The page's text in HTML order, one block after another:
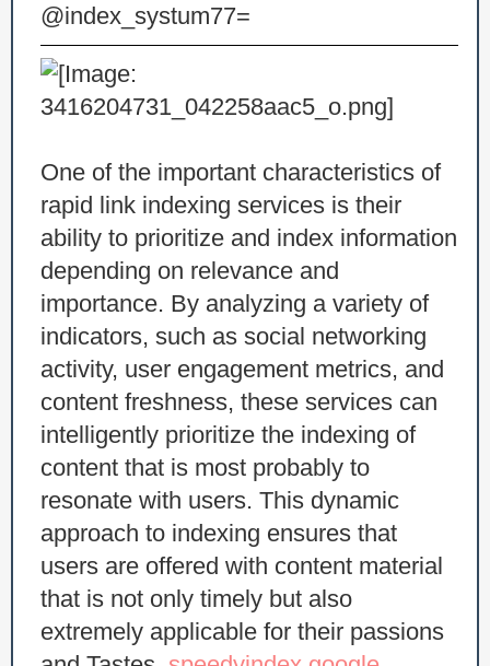
@index_systum77=
One of the important characteristics of
rapid link indexing services is their
ability to prioritize and index information
depending on relevance and
importance. By analyzing a variety of
indicators, such as social networking
activity, user engagement metrics, and
content freshness, these services can
intelligently prioritize the indexing of
content that is most probably to
resonate with users. This dynamic
approach to indexing ensures that
users are offered with content material
that is not only timely but also
extremely applicable for their passions